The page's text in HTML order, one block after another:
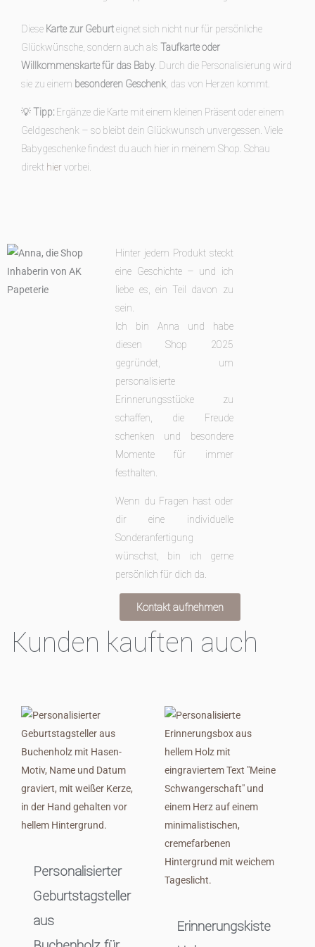
Diese Karte zur Geburteignet sich nicht nur für persönliche
Glückwünsche, sondern auch als Taufkarte oder
Willkommenskarte für das Baby . Durch die Personalisierung wird
sie zu einem besonderen Geschenk , das von Herzen kommt.
💡Tipp: Ergänze die Karte mit einem kleinen Präsent oder einem
Geldgeschenk – so bleibt dein Glückwunsch unvergessen. Viele
Babygeschenke findest du auch hier in meinem Shop. Schau
direkt hiervorbei.
Hinter jedem Produkt steckt
eine Geschichte – und ich
liebe es, ein Teil davon zu
sein.
Ich bin Anna und habe
diesen Shop 2025
gegründet, um
personalisierte
Erinnerungsstücke zu
schaffen, die Freude
schenken und besondere
Momente für immer
festhalten.
Wenn du Fragen hast oder
dir eine individuelle
Sonderanfertigung
wünschst, bin ich gerne
persönlich für dich da.
Kontakt aufnehmen
Kunden kauften auch
Personalisierter
Geburtstagsteller
aus
mehrere
Varianten
auf.
der
Erinnerungskiste